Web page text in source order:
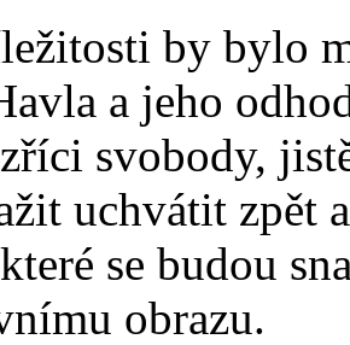
by bylo
a jeho
svobody,
uchvátit zpět
se budou
obrazu.